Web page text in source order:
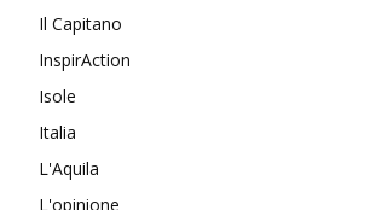
Il Capitano
InspirAction
Isole
Italia
L'Aquila
L'opinione